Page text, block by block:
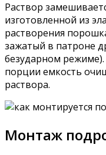
Раствор
изготовленной из
растворения
зажатый в патроне
безударном
порции емкость
раствора.
Монтаж